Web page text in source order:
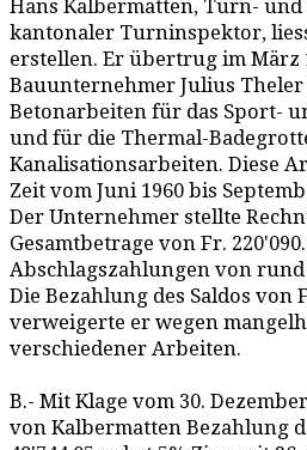
Hans Kalbermatten, Turn-
kantonaler Turninspektor,
erstellen. Er übertrug im März
Bauunternehmer Julius
Betonarbeiten für das Sport-
und für die Thermal-
Kanalisationsarbeiten. Diese
Zeit vom Juni 1960 bis
Der Unternehmer stellte
Gesamtbetrage von Fr.
Abschlagszahlungen von rund
Die Bezahlung des Saldos von
verweigerte er wegen
verschiedener Arbeiten.
B.- Mit Klage vom 30.
von Kalbermatten Bezahlung